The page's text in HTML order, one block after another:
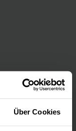
Über Cookies